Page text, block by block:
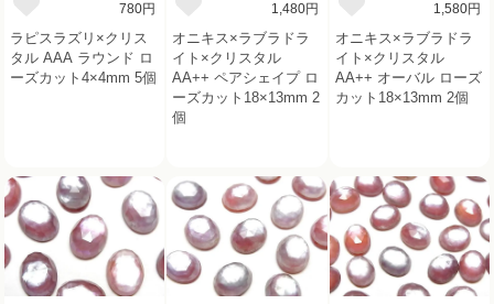
780円
ラピスラズリ×クリス
タル AAA ラウンド ロ
ーズカット4×4mm 5個
1,480円
オニキス×ラブラドラ
イト×クリスタル
AA++ ペアシェイプ ロ
ーズカット18×13mm 2
個
1,580円
オニキス×ラブラドラ
イト×クリスタル
AA++ オーバル ローズ
カット18×13mm 2個